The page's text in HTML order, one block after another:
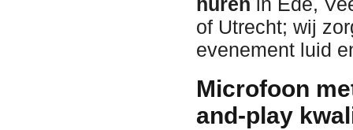
of Utrecht; wij
evenement luid
Microfoon
and-play